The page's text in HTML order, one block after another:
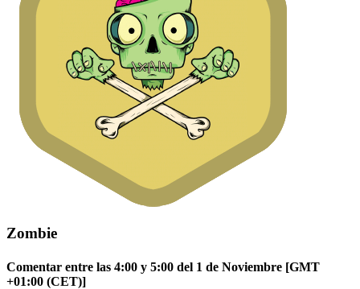
Zombie
Comentar entre las 4:00 y 5:00 del 1 de Noviembre [GMT
+01:00 (CET)]